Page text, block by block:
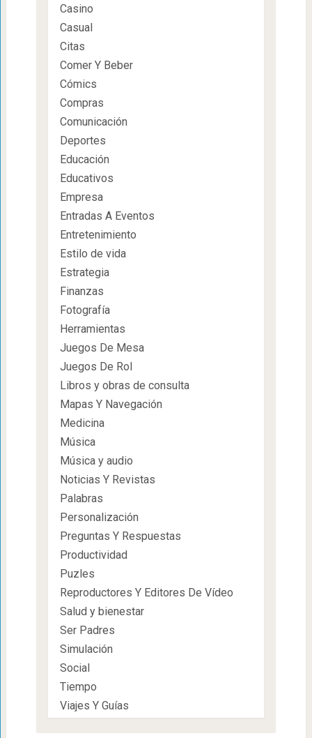
Casino
Casual
Citas
Comer Y Beber
Cómics
Compras
Comunicación
Deportes
Educación
Educativos
Empresa
Entradas A Eventos
Entretenimiento
Estilo de vida
Estrategia
Finanzas
Fotografía
Herramientas
Juegos De Mesa
Juegos De Rol
Libros y obras de consulta
Mapas Y Navegación
Medicina
Música
Música y audio
Noticias Y Revistas
Palabras
Personalización
Preguntas Y Respuestas
Productividad
Puzles
Reproductores Y Editores De Vídeo
Salud y bienestar
Ser Padres
Simulación
Social
Tiempo
Viajes Y Guías